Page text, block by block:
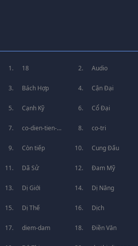
18 Audio
Bách Hợp Cận Đại
Cạnh Kỹ Cổ Đại
co-dien-tien-
hiep
co-tri
Còn tiếp Cung Đấu
Dã Sử Đam Mỹ
Dị Giới Dị Năng
Dị Thế Dịch
diem-dam Điền Văn